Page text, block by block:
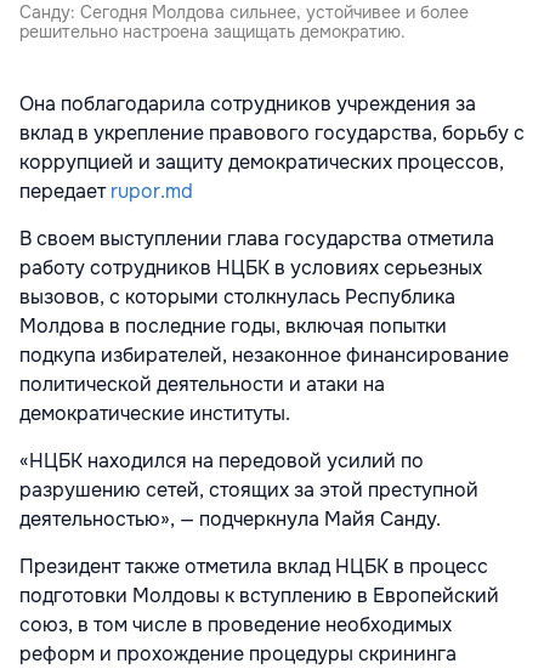
Санду: Сегодня Молдова сильнее, устойчивее и более
решительно настроена защищать демократию.
Она поблагодарила сотрудников учреждения за
вклад в укрепление правового государства, борьбу с
коррупцией и защиту демократических процессов,
передаетrupor.md
В своем выступлении глава государства отметила
работу сотрудников НЦБК в условиях серьезных
вызовов, с которыми столкнулась Республика
Молдова в последние годы, включая попытки
подкупа избирателей, незаконное финансирование
политической деятельности и атаки на
демократические институты.
«НЦБК находился на передовой усилий по
разрушению сетей, стоящих за этой преступной
деятельностью», — подчеркнула Майя Санду.
Президент также отметила вклад НЦБК в процесс
подготовки Молдовы к вступлению в Европейский
союз, в том числе в проведение необходимых
реформ и прохождение процедуры скрининга